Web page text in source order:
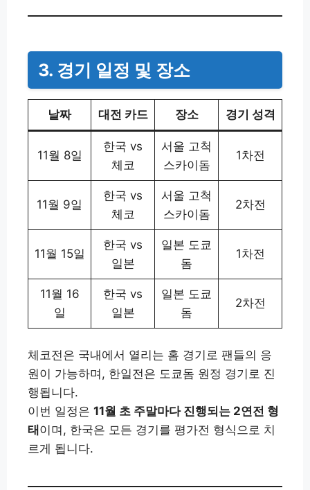
3. 경기 일정 및 장소
날짜 대전 카드 장소 경기 성격
11월 8일
한국 vs
체코
서울 고척
스카이돔
1차전
11월 9일
한국 vs
체코
서울 고척
스카이돔
2차전
11월 15일
한국 vs
일본
일본 도쿄
돔
1차전
11월 16
일
한국 vs
일본
일본 도쿄
돔
2차전
체코전은 국내에서 열리는 홈 경기로 팬들의 응
원이 가능하며, 한일전은 도쿄돔 원정 경기로 진
행됩니다.
이번 일정은 11월 초 주말마다 진행되는 2연전 형
태 이며, 한국은 모든 경기를 평가전 형식으로 치
르게 됩니다.